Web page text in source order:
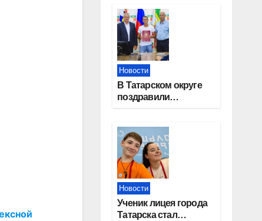
группы компаний
«СОЮЗ»
Новости
В Татарском округе
поздравили
отрасли
Новости
Ученик лицея города
Татарска стал